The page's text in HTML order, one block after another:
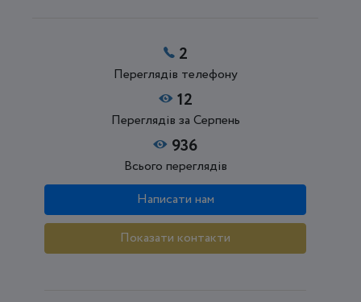
2
Переглядів телефону
12
Переглядів за Серпень
936
Всього переглядів
Написати нам
Показати контакти